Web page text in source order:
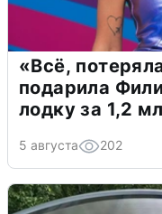
«Всё,
подарила
лодку за 1,2
5 августа 202